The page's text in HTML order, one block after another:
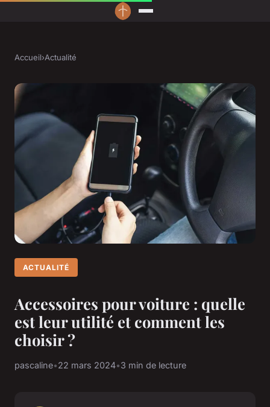
Accueil›Actualité
ACTUALITÉ
Accessoires pour voiture : quelle
est leur utilité et comment les
choisir ?
pascaline•22 mars 2024•3 min de lecture